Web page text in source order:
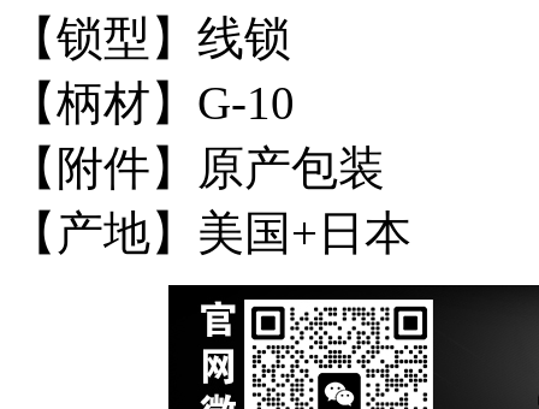
【锁型】线锁
【柄材】G-10
【附件】原产包装
【产地】美国+日本